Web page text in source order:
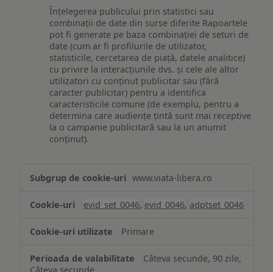
Înțelegerea publicului prin statistici sau
combinații de date din surse diferite Rapoartele
pot fi generate pe baza combinației de seturi de
date (cum ar fi profilurile de utilizator,
statisticile, cercetarea de piață, datele analitice)
cu privire la interacțiunile dvs. și cele ale altor
utilizatori cu conținut publicitar sau (fără
caracter publicitar) pentru a identifica
caracteristicile comune (de exemplu, pentru a
determina care audiențe țintă sunt mai receptive
la o campanie publicitară sau la un anumit
conținut).
www.viata-libera.ro
evid_set_0046, evid_0046, adptset_0046
Primare
Câteva secunde, 90 zile,